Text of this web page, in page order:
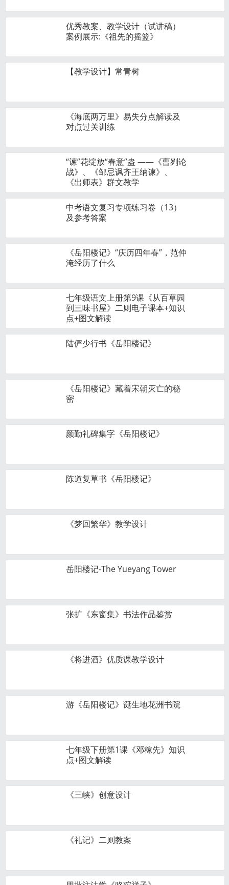
优秀教案、教学设计（试讲稿）
案例展示:《祖先的摇篮》
【教学设计】常青树
《海底两万里》易失分点解读及
对点过关训练
“谏”花绽放“春意”盎 ——《曹刿论
战》、《邹忌讽齐王纳谏》、
《出师表》群文教学
中考语文复习专项练习卷（13）
及参考答案
《岳阳楼记》“庆历四年春”，范仲
淹经历了什么
七年级语文上册第9课《从百草园
到三味书屋》二则电子课本+知识
点+图文解读
陆俨少行书《岳阳楼记》
《岳阳楼记》藏着宋朝灭亡的秘
密
颜勤礼碑集字《岳阳楼记》
陈道复草书《岳阳楼记》
《梦回繁华》教学设计
岳阳楼记-The Yueyang Tower
张扩《东窗集》书法作品鉴赏
《将进酒》优质课教学设计
游《岳阳楼记》诞生地花洲书院
七年级下册第1课《邓稼先》知识
点+图文解读
《三峡》创意设计
《礼记》二则教案